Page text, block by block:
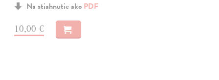
Na stiahnutie ako PDF
10,00 €